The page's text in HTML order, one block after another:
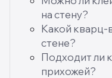
на стену?
Какой кварц-
стене?
Подходит ли
прихожей?